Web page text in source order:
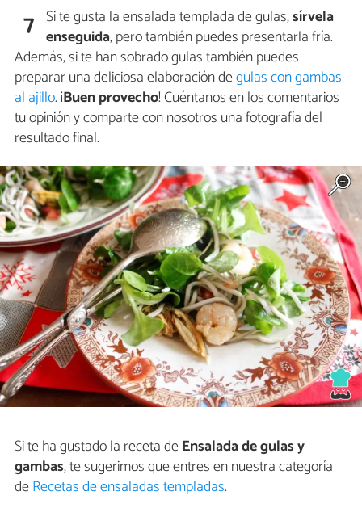
7 Si te gusta la ensalada templada de gulas,sírvela
enseguida, pero también puedes presentarla fría.
Además, si te han sobrado gulas también puedes
preparar una deliciosa elaboración degulas con gambas
al ajillo. ¡Buen provecho! Cuéntanos en los comentarios
tu opinión y comparte con nosotros una fotografía del
resultado final.
Si te ha gustado la receta deEnsalada de gulas y
gambas, te sugerimos que entres en nuestra categoría
deRecetas de ensaladas templadas.